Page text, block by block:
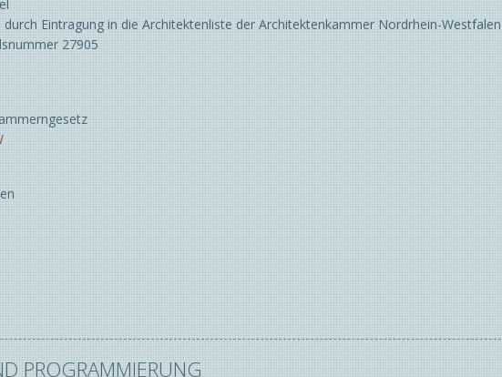
Leipzig
München
Paderborn
Papenburg
Schwerin | Parchim
Siegen
Steinfurt
Wesel
Eintragung in die Architektenliste der Architektenkammer Nordrhein-Westfalen
27905
PROGRAMMIERUNG